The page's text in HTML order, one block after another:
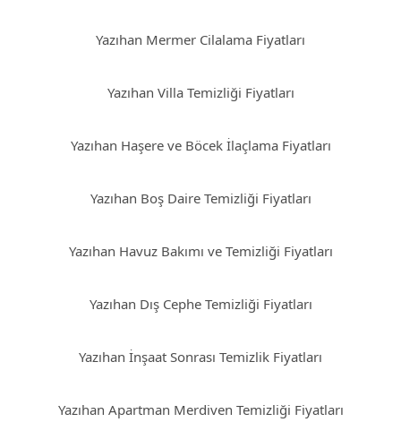
Yazıhan Mermer Cilalama Fiyatları
Yazıhan Villa Temizliği Fiyatları
Yazıhan Haşere ve Böcek İlaçlama Fiyatları
Yazıhan Boş Daire Temizliği Fiyatları
Yazıhan Havuz Bakımı ve Temizliği Fiyatları
Yazıhan Dış Cephe Temizliği Fiyatları
Yazıhan İnşaat Sonrası Temizlik Fiyatları
Yazıhan Apartman Merdiven Temizliği Fiyatları